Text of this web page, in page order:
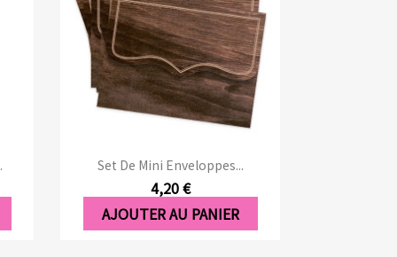
Set De Mini Enveloppes...
4,20 €
AJOUTER AU PANIER
Aperçu rapide